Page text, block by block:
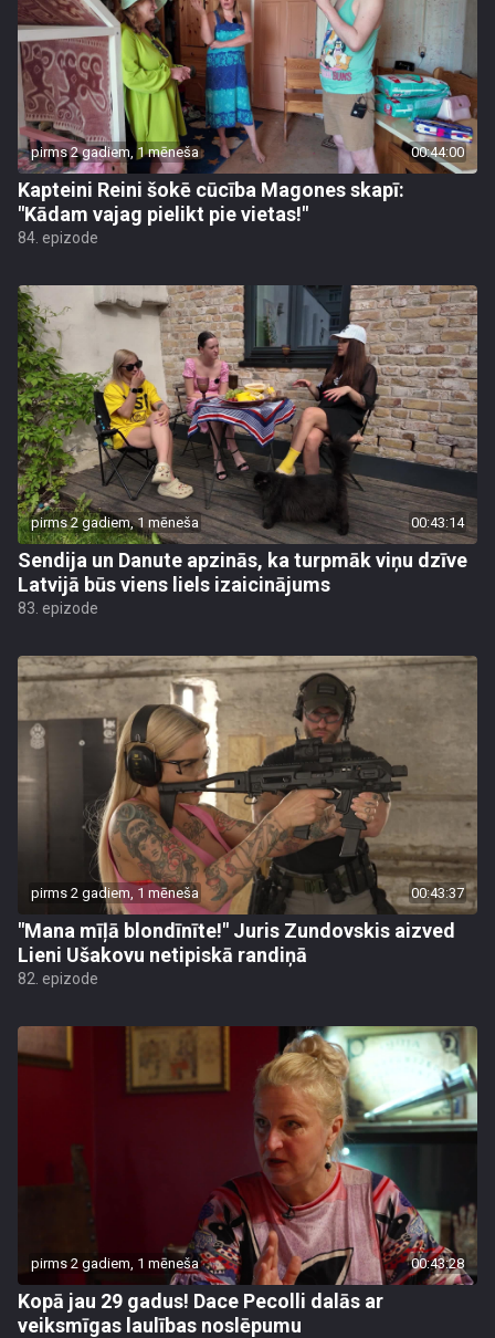
pirms 2 gadiem, 1 mēneša 00:44:00
Kapteini Reini šokē cūcība Magones skapī:
"Kādam vajag pielikt pie vietas!"
84. epizode
pirms 2 gadiem, 1 mēneša 00:43:14
Sendija un Danute apzinās, ka turpmāk viņu dzīve
Latvijā būs viens liels izaicinājums
83. epizode
pirms 2 gadiem, 1 mēneša 00:43:37
"Mana mīļā blondīnīte!" Juris Zundovskis aizved
Lieni Ušakovu netipiskā randiņā
82. epizode
pirms 2 gadiem, 1 mēneša 00:43:28
Kopā jau 29 gadus! Dace Pecolli dalās ar
veiksmīgas laulības noslēpumu